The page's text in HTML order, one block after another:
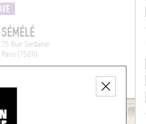
SÉMÉLÉ
75 Rue Sedaine
Paris (75011)